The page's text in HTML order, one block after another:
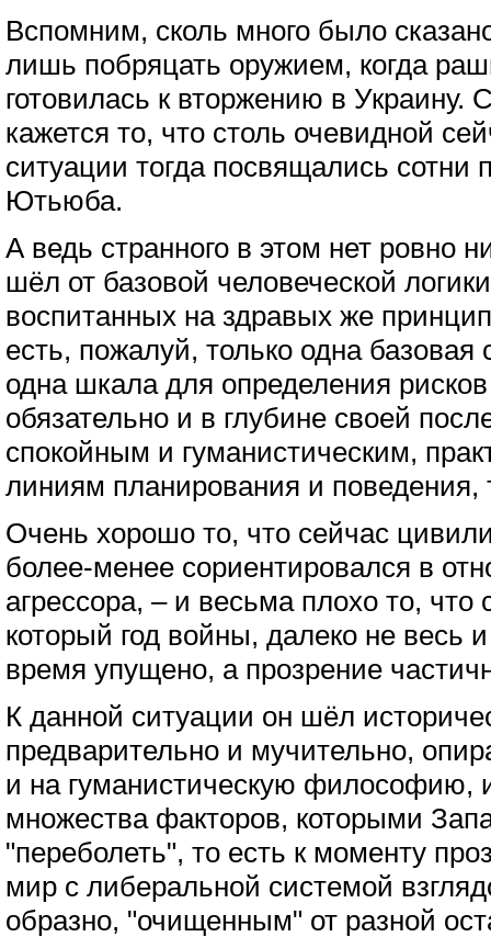
Вспомним, сколь много было
лишь побряцать оружием, когда
готовилась к вторжению в Украину.
кажется то, что столь очевидной
ситуации тогда посвящались сотни
Ютьюба.
А ведь странного в этом нет ровно
шёл от базовой человеческой
воспитанных на здравых же
есть, пожалуй, только одна
одна шкала для определения
обязательно и в глубине своей
спокойным и гуманистическим,
линиям планирования и поведения,
Очень хорошо то, что сейчас
более-менее сориентировался в
агрессора, – и весьма плохо то, что
который год войны, далеко не весь
время упущено, а прозрение
К данной ситуации он шёл
предварительно и мучительно,
и на гуманистическую философию,
множества факторов, которыми
"переболеть", то есть к моменту
мир с либеральной системой
образно, "очищенным" от разной